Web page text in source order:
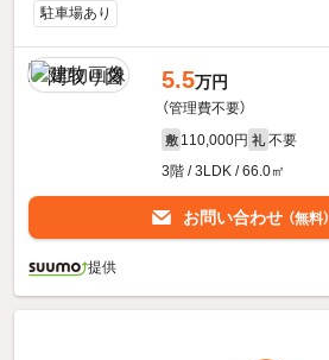
駐車場あり
5.5万円
（管理費不要）
敷 110,000円 礼 不要
3階 / 3LDK / 66.0㎡
お問い合わせ （無料）
提供